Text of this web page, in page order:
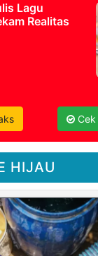
Lagu
Realitas
Cek
HIJAU